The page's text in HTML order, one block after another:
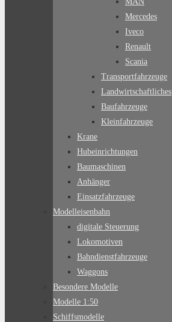
Mercedes
Iveco
Renault
Scania
Transportfahrzeuge
Landwirtschaftliches
Baufahrzeuge
Kleinfahrzeuge
Krane
Hubeinrichtungen
Baumaschinen
Anhänger
Einsatzfahrzeuge
Modelleisenbahn
digitale Steuerung
Lokomotiven
Bahndienstfahrzeuge
Waggons
Besondere Modelle
Modelle 1:50
Schiffsmodelle